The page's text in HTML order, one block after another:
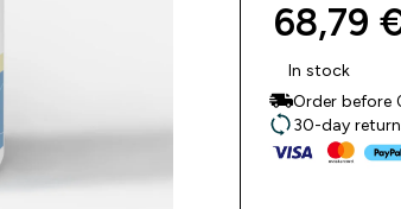
68,79
In stock
Order before
30-day